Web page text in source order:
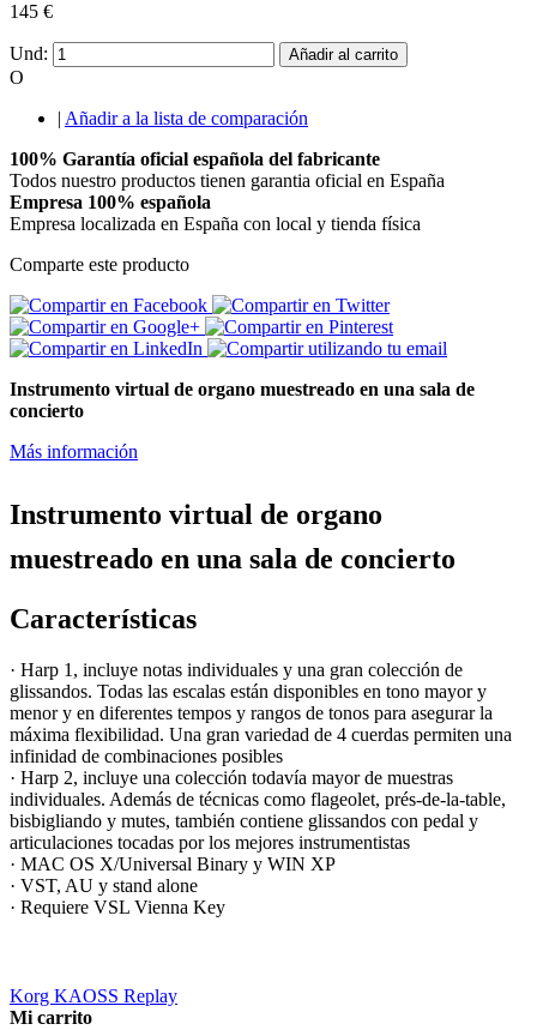
145 €
Und: Añadir al carrito
O
| Añadir a la lista de comparación
100% Garantía oficial española del fabricante
Todos nuestro productos tienen garantia oficial en España
Empresa 100% española
Empresa localizada en España con local y tienda física
Comparte este producto
Instrumento virtual de organo muestreado en una sala de
concierto
Más información
Instrumento virtual de organo
muestreado en una sala de concierto
Características
· Harp 1, incluye notas individuales y una gran colección de
glissandos. Todas las escalas están disponibles en tono mayor y
menor y en diferentes tempos y rangos de tonos para asegurar la
máxima flexibilidad. Una gran variedad de 4 cuerdas permiten una
infinidad de combinaciones posibles
· Harp 2, incluye una colección todavía mayor de muestras
individuales. Además de técnicas como flageolet, prés-de-la-table,
bisbigliando y mutes, también contiene glissandos con pedal y
articulaciones tocadas por los mejores instrumentistas
· MAC OS X/Universal Binary y WIN XP
· VST, AU y stand alone
· Requiere VSL Vienna Key
Korg KAOSS Replay
Mi carrito